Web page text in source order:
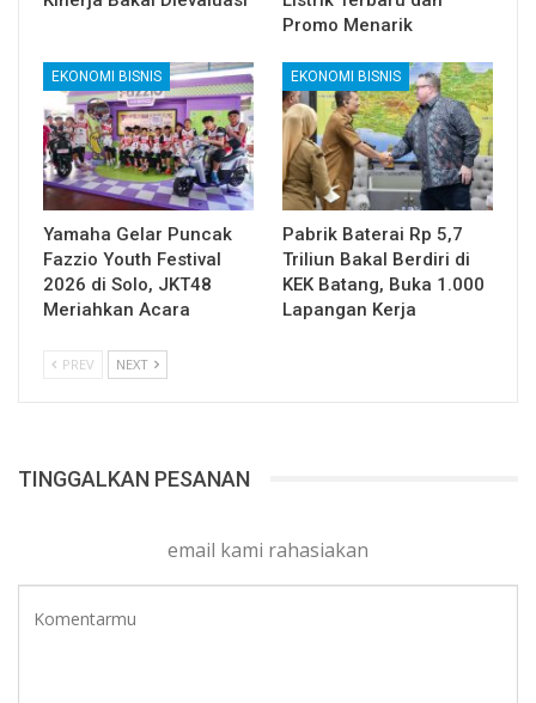
Promo Menarik
EKONOMI BISNIS
Yamaha Gelar Puncak
Fazzio Youth Festival
2026 di Solo, JKT48
Meriahkan Acara
EKONOMI BISNIS
Pabrik Baterai Rp 5,7
Triliun Bakal Berdiri di
KEK Batang, Buka 1.000
Lapangan Kerja
PREV NEXT
TINGGALKAN PESANAN
email kami rahasiakan